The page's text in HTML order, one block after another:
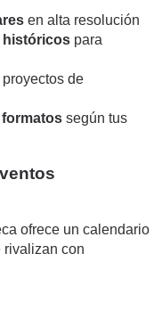
en alta resolución
históricos para
proyectos de
según tus
ofrece un calendario
rivalizan con